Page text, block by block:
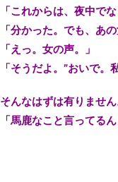
「これからは、夜中で
「分かった。でも、あ
「えっ。女の声。」
「そうだよ。”おいで。
そんなはずは有りませ
「馬鹿なこと言ってる